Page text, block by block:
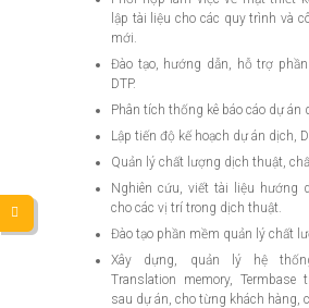
lập tài liệu cho các quy trình và
mới.
Đào tạo, hướng dẫn, hỗ trợ
DTP.
Phân tích thống kê báo cáo dự án
Lập tiến độ kế hoạch dự án dịch,
Quản lý chất lượng dịch thuật,
Nghiên cứu, viết tài liệu hướng
cho các vị trí trong dịch thuật.
Đào tạo phần mềm quản lý chất
Xây dựng, quản lý hệ
Translation memory, Termbase
sau dự án, cho từng khách hàng,